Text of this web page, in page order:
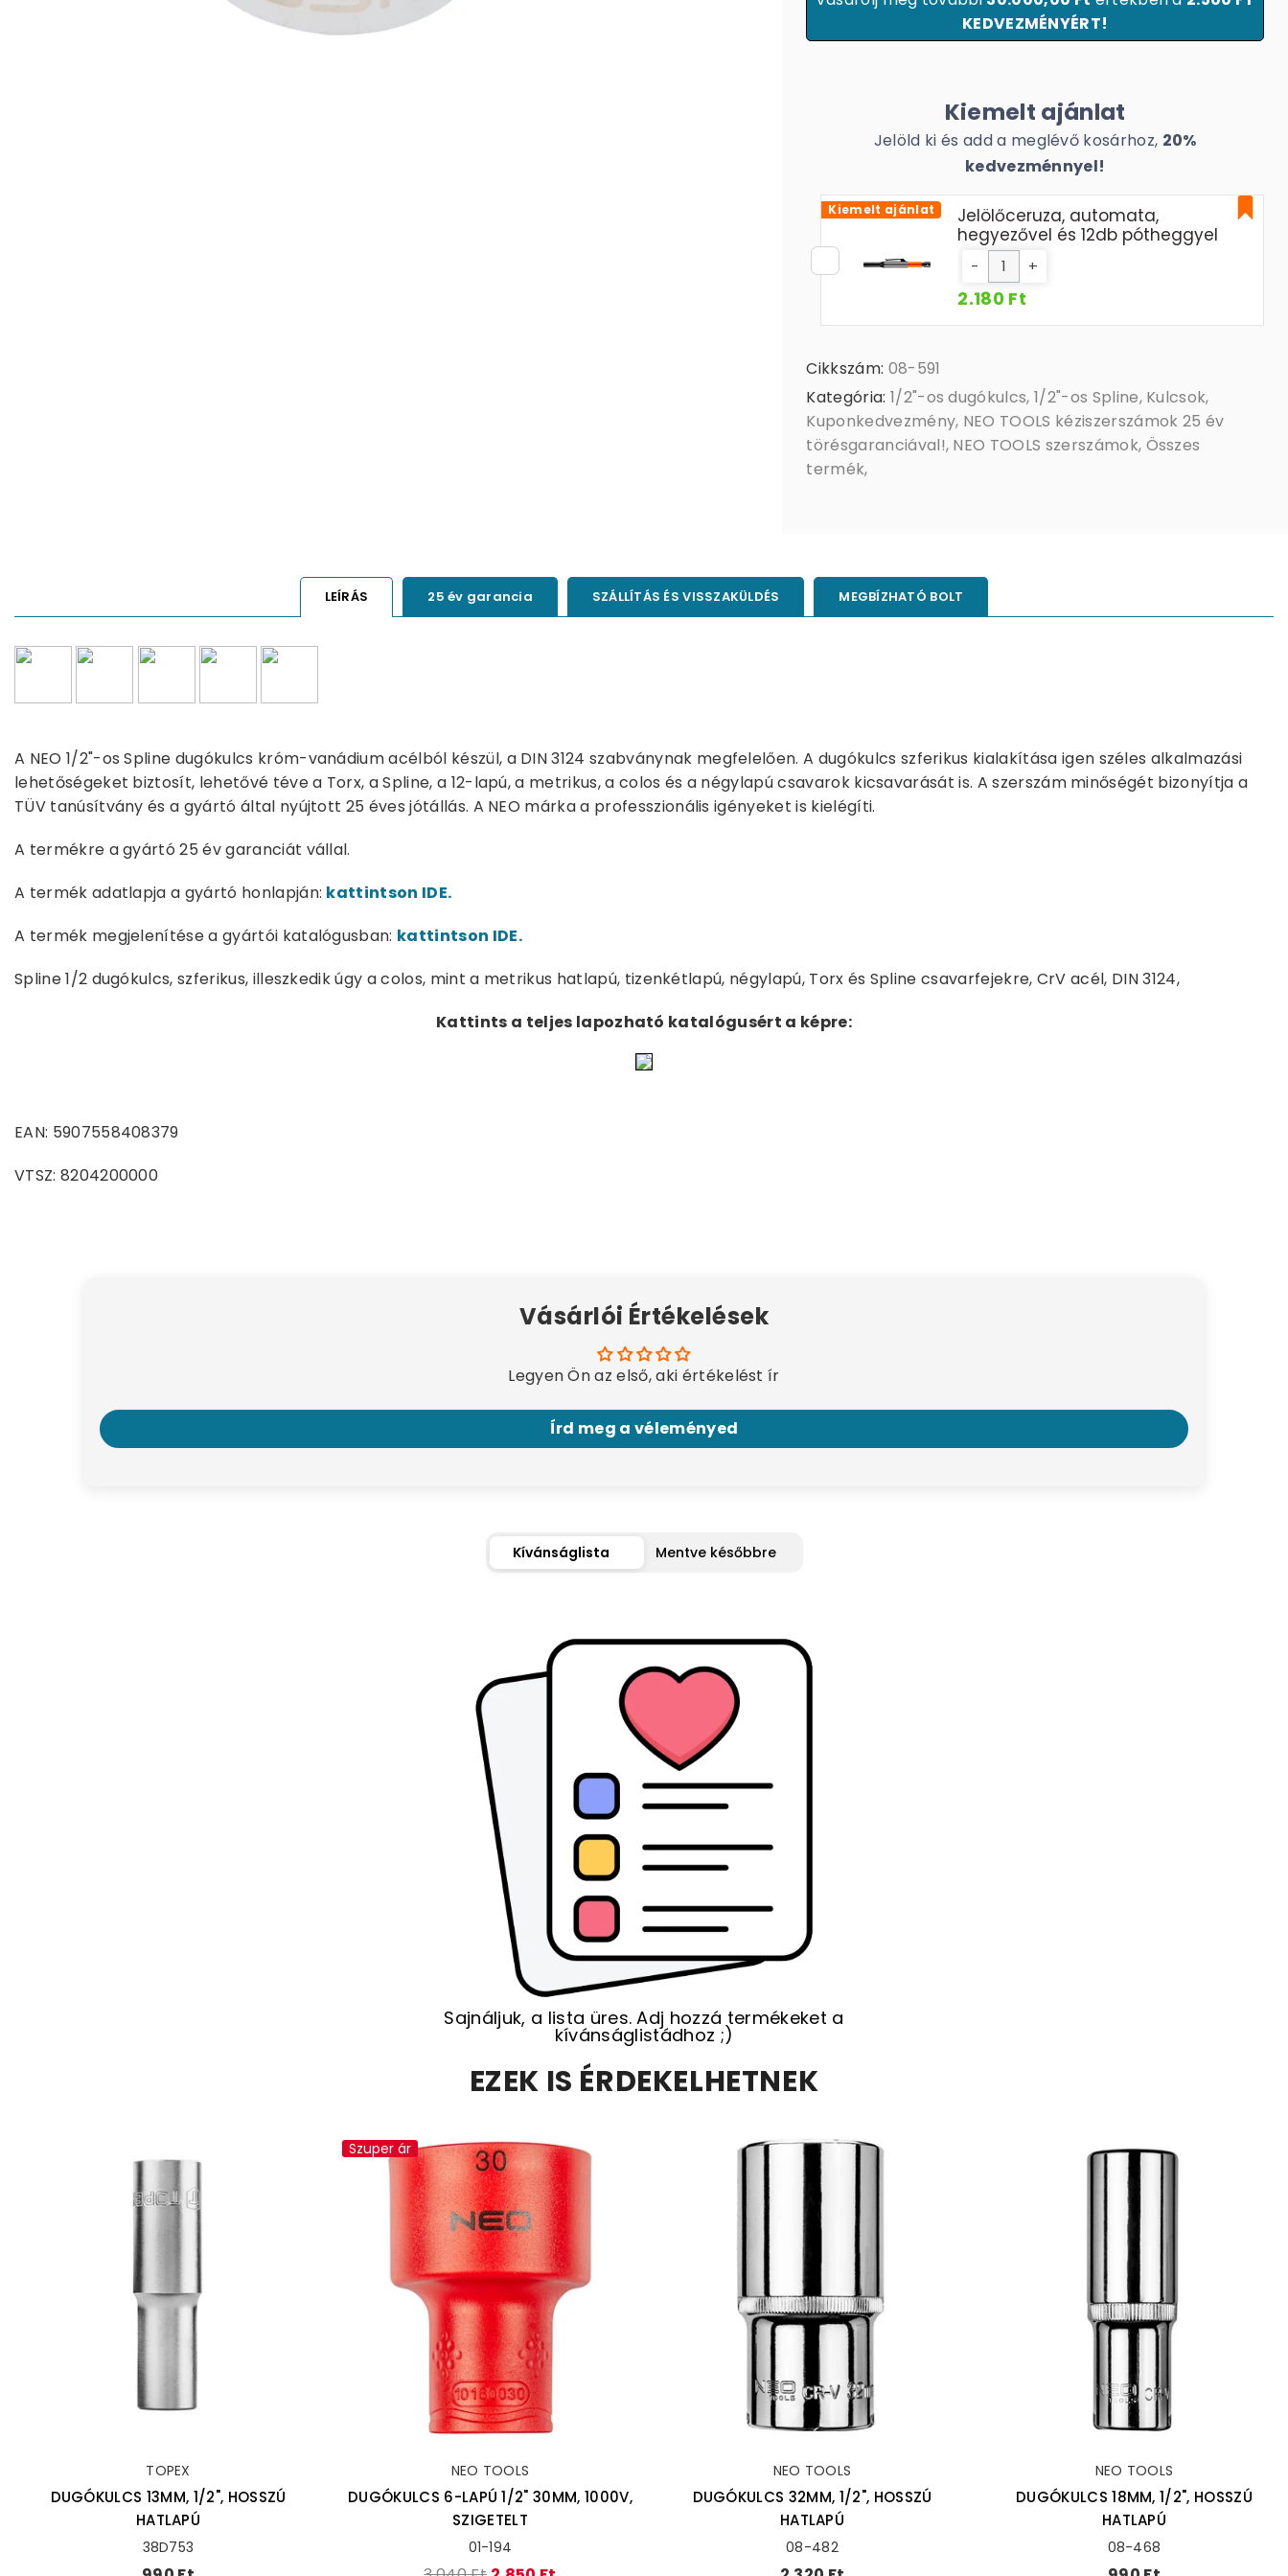
KEDVEZMÉNYÉRT!
Kiemelt ajánlat
Jelöld ki és add a meglévő kosárhoz, 20%
kedvezménnyel!
Kiemelt ajánlat
Jelölőceruza, automata,
hegyezővel és 12db pótheggyel
- +
2.180 Ft
Cikkszám: 08-591
Kategória: 1/2"-os dugókulcs,1/2"-os Spline, Kulcsok,
Kuponkedvezmény, NEO TOOLS kéziszerszámok 25 év
törésgaranciával!, NEO TOOLS szerszámok, Összes
termék,
LEÍRÁS 25 év garancia SZÁLLÍTÁS ÉS VISSZAKÜLDÉS MEGBÍZHATÓ BOLT
A NEO 1/2"-os Spline dugókulcs króm-vanádium acélból készül, a DIN 3124 szabványnak megfelelően. A dugókulcs szferikus kialakítása igen széles alkalmazási
lehetőségeket biztosít, lehetővé téve a Torx, a Spline, a 12-lapú, a metrikus, a colos és a négylapú csavarok kicsavarását is. A szerszám minőségét bizonyítja a
TÜV tanúsítvány és a gyártó által nyújtott 25 éves jótállás. A NEO márka a professzionális igényeket is kielégíti.
A termékre a gyártó 25 év garanciát vállal.
A termék adatlapja a gyártó honlapján: kattintson IDE.
A termék megjelenítése a gyártói katalógusban: kattintson IDE.
Spline 1/2 dugókulcs, szferikus, illeszkedik úgy a colos, mint a metrikus hatlapú, tizenkétlapú, négylapú, Torx és Spline csavarfejekre, CrV acél, DIN 3124,
Kattints a teljes lapozható katalógusért a képre:
EAN: 5907558408379
VTSZ: 8204200000
Vásárlói Értékelések
Legyen Ön az első, aki értékelést ír
Írd meg a véleményed
Kívánságlista Mentve későbbre
Sajnáljuk, a lista üres. Adj hozzá termékeket a
kívánságlistádhoz ;)
EZEK IS ÉRDEKELHETNEK
TOPEX
DUGÓKULCS 13MM, 1/2", HOSSZÚ
HATLAPÚ
38D753
Szuper ár
NEO TOOLS
DUGÓKULCS 6-LAPÚ 1/2" 30MM, 1000V,
SZIGETELT
01-194
NEO TOOLS
DUGÓKULCS 32MM, 1/2", HOSSZÚ
HATLAPÚ
08-482
NEO TOOLS
DUGÓKULCS 18MM, 1/2", HOSSZÚ
HATLAPÚ
08-468